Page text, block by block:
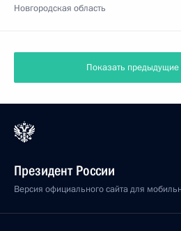
Новгородская область
Показать
Президент России
Версия официального сайта для